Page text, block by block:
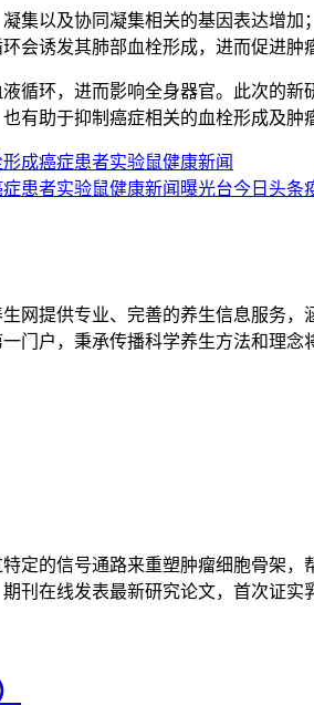
集以及协同凝集相关的基因表达增
会诱发其肺部血栓形成，进而促进肿
循环，进而影响全身器官。此次的
有助于抑制癌症相关的血栓形成及肿
形成癌症患者实验鼠健康新闻
症患者实验鼠健康新闻 曝光台今日头条
网提供专业、完善的养生信息服务
门户，秉承传播科学养生方法和理
的信号通路来重塑肿瘤细胞骨架
刊在线发表最新研究论文，首次证实